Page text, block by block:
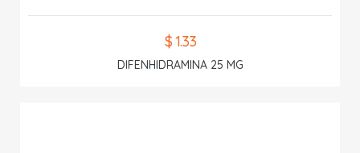
$ 1.33
DIFENHIDRAMINA 25 MG